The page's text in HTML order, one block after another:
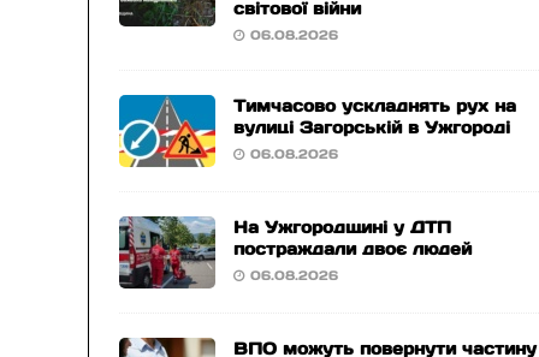
світової війни
06.08.2026
Тимчасово ускладнять рух на
вулиці Загорській в Ужгороді
06.08.2026
На Ужгородщині у ДТП
постраждали двоє людей
06.08.2026
ВПО можуть повернути частину